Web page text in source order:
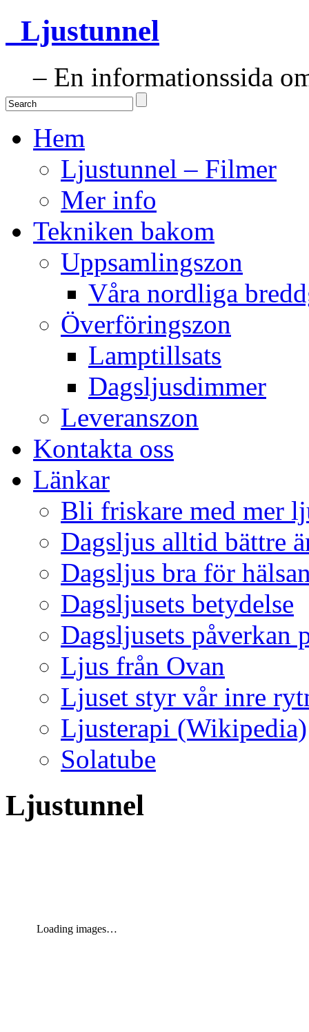
Ljustunnel
– En informationssida
Hem
Ljustunnel – Filmer
Mer info
Tekniken bakom
Uppsamlingszon
Våra nordliga
Överföringszon
Lamptillsats
Dagsljusdimmer
Leveranszon
Kontakta oss
Länkar
Bli friskare med mer
Dagsljus alltid bättre
Dagsljus bra för
Dagsljusets betydelse
Dagsljusets påverkan
Ljus från Ovan
Ljuset styr vår inre
Ljusterapi (Wikipedia)
Solatube
Ljustunnel
Loading images…